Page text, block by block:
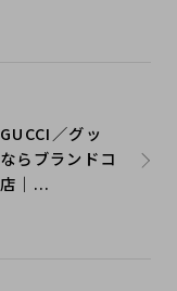
／グッ
らブランドコ
｜...